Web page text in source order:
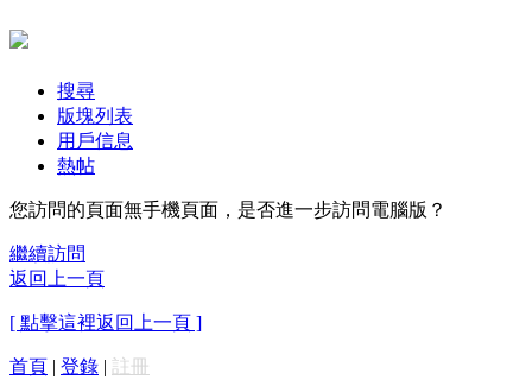
搜尋
版塊列表
用戶信息
熱帖
您訪問的頁面無手機頁面，是否進一步訪問電腦版？
繼續訪問
返回上一頁
[ 點擊這裡返回上一頁 ]
首頁 | 登錄 | 註冊